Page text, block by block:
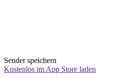
Sender speichern
Kostenlos im App Store laden